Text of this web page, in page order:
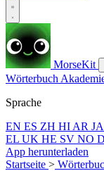
MorseKit
Wörterbuch
Sprache
EN ES ZH HI AR JA
EL UK HE SV NO
App herunterladen
Startseite >